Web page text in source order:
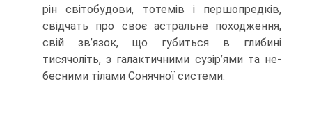
рін світобудови, тотемів і першопредків,
свідчать про своє астральне походження,
свій зв’язок, що губиться в глибині
тисячоліть, з галактичними сузір’ями та не­
бесними тілами Сонячної системи.